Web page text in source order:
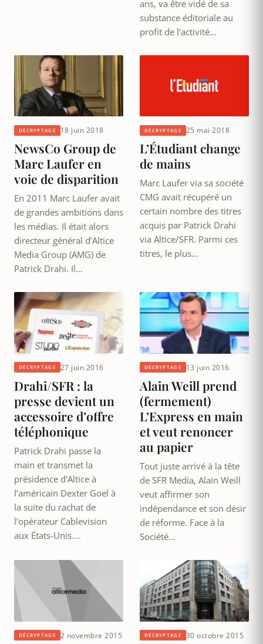
ans, va être vidé de sa
substance éditoriale au
profit de l’activité…
DÉCRYPTAGE 18 juin 2018
NewsCo Group de
Marc Laufer en
voie de disparition
En 2011 Marc Laufer avait
de grandes ambitions dans
les médias. Il était alors
directeur général d’Altice
Media Group (AMG) de
Patrick Drahi. Il…
DÉCRYPTAGE 25 mai 2018
L’Étudiant change
de mains
Marc Laufer via sa société
CMG avait récupéré un
certain nombre des titres
acquis par Patrick Drahi
via Altice/SFR. Parmi ces
titres, le plus…
DÉCRYPTAGE 27 juin 2016
Drahi/SFR : la
presse devient un
accessoire d’offre
téléphonique
Patrick Drahi passe la
main et transmet la
présidence d’Altice à
l’américain Dexter Goel à
la suite du rachat de
l’opérateur Cablevision
aux États-Unis.…
DÉCRYPTAGE 13 juin 2016
Alain Weill prend
(fermement)
L’Express en main
et veut renoncer
au papier
Tout juste arrivé à la tête
de SFR Media, Alain Weill
veut affirmer son
indépendance et son désir
de réforme. Face à la
Société…
DÉCRYPTAGE 2 novembre 2015 DÉCRYPTAGE 30 octobre 2015